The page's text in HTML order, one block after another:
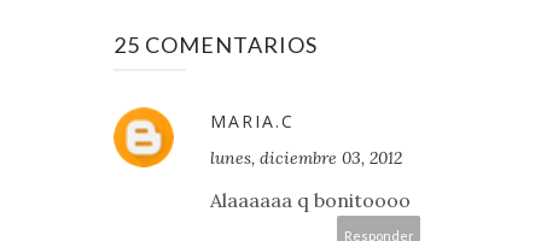
25 COMENTARIOS
MARIA.C
lunes, diciembre 03, 2012
Alaaaaaa q bonitoooo
Responder